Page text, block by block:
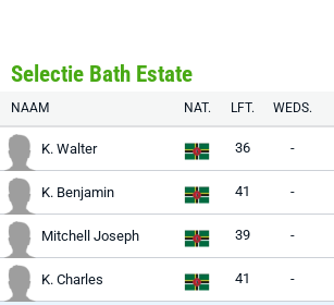
Selectie Bath Estate
NAAM NAT. LFT. WEDS.
K. Walter 36 -
K. Benjamin 41 -
Mitchell Joseph 39 -
K. Charles 41 -